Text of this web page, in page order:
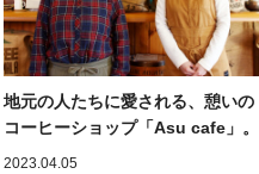
地元の人たちに愛される、憩いの
コーヒーショップ「Asu cafe」。
2023.04.05